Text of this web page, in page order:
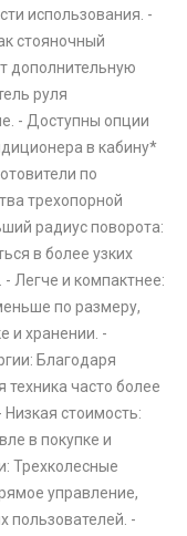
использования. -
стояночный
дополнительную
руля
- Доступны опции
в кабину*
по
трехопорной
радиус поворота:
в более узких
Легче и компактнее:
по размеру,
и хранении. -
Благодаря
часто более
стоимость:
в покупке и
Трехколесные
управление,
пользователей. -